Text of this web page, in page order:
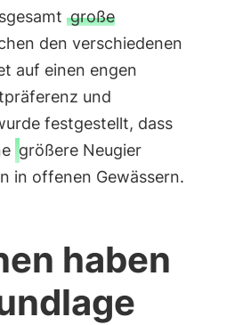
große
den verschiedenen
auf einen engen
und
festgestellt, dass
größere Neugier
in offenen Gewässern.
haben